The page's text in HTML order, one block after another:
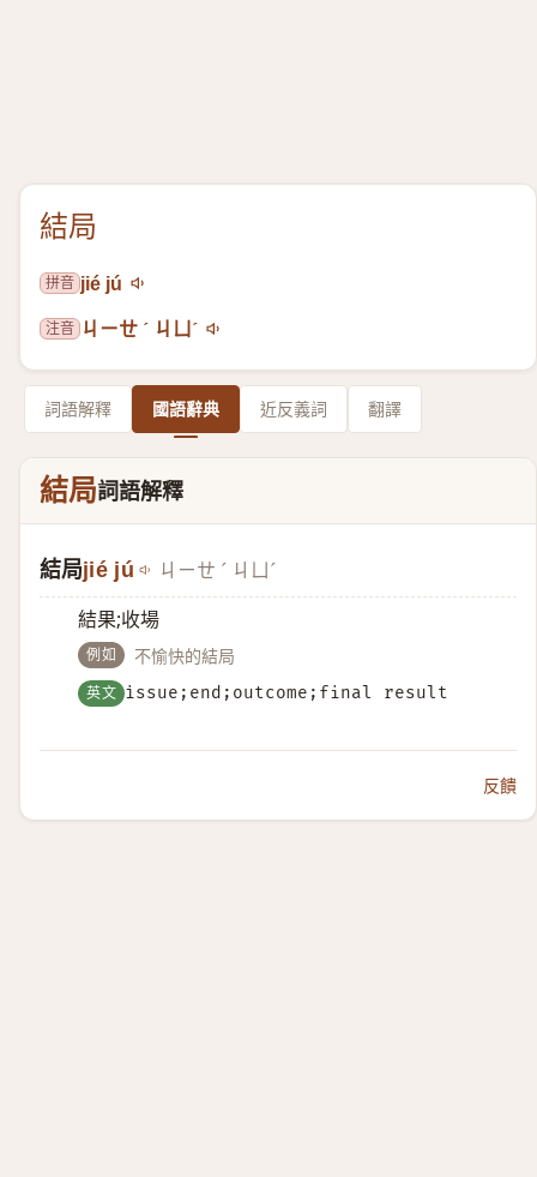
結局
拼音 jié jú
注音 ㄐㄧㄝ ˊ ㄐㄩˊ
詞語解釋 國語辭典 近反義詞 翻譯
結局詞語解釋
結局jié jú ㄐㄧㄝ ˊ ㄐㄩˊ
結果;收場
例如 不愉快的結局
英文 issue;end;outcome;final result
反饋